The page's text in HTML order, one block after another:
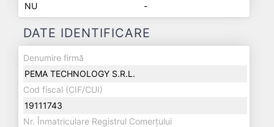
NU
-
DATE IDENTIFICARE
Denumire firmă
PEMA TECHNOLOGY S.R.L.
Cod fiscal (CIF/CUI)
19111743
Nr. Înmatriculare Registrul Comerțului